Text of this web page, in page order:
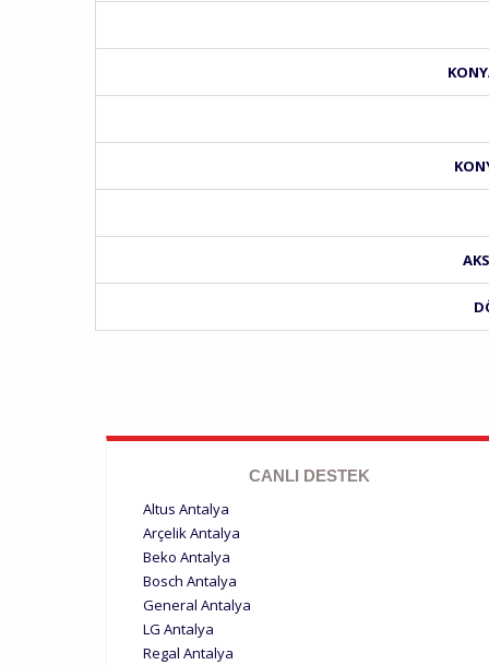
CANLI DESTEK
Altus Antalya
Arçelik Antalya
Beko Antalya
Bosch Antalya
General Antalya
LG Antalya
Regal Antalya